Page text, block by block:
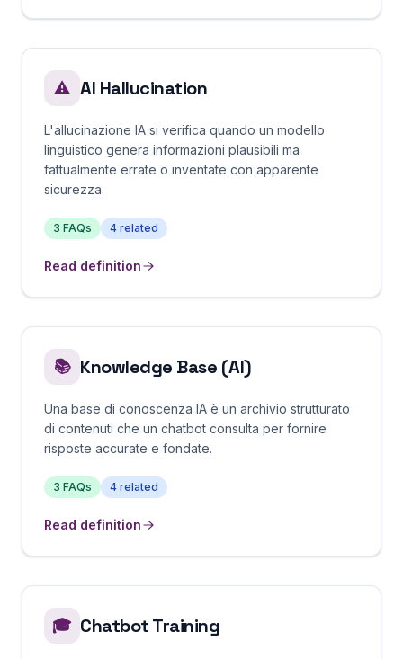
⚠️ AI Hallucination
L'allucinazione IA si verifica quando un modello
linguistico genera informazioni plausibili ma
fattualmente errate o inventate con apparente
sicurezza.
3 FAQs 4 related
Read definition
📚 Knowledge Base (AI)
Una base di conoscenza IA è un archivio strutturato
di contenuti che un chatbot consulta per fornire
risposte accurate e fondate.
3 FAQs 4 related
Read definition
🎓 Chatbot Training